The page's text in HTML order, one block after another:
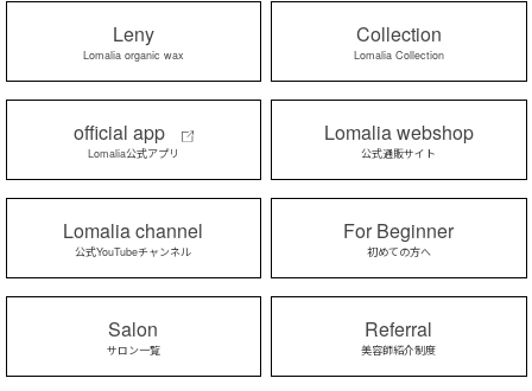
Leny
Lomalia organic wax
Collection
Lomalia Collection
official app
Lomalia公式アプリ
Lomalia webshop
公式通販サイト
Lomalia channel
公式YouTubeチャンネル
For Beginner
初めての方へ
Salon
サロン一覧
Referral
美容師紹介制度